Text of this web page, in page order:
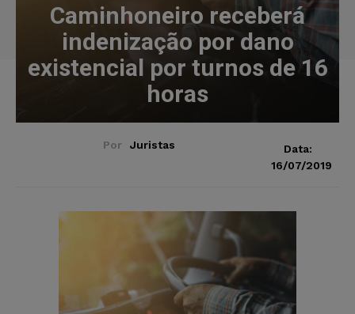
Caminhoneiro receberá
indenização por dano
existencial por turnos de 16
horas
Por Juristas
Data:
16/07/2019